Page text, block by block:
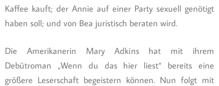
Kaffee kauft; der Annie auf einer Party sexuell genötigt
haben soll; und von Bea juristisch beraten wird.
Die Amerikanerin Mary Adkins hat mit ihrem
Debütroman „Wenn du das hier liest“ bereits eine
größere Leserschaft begeistern können. Nun folgt mit